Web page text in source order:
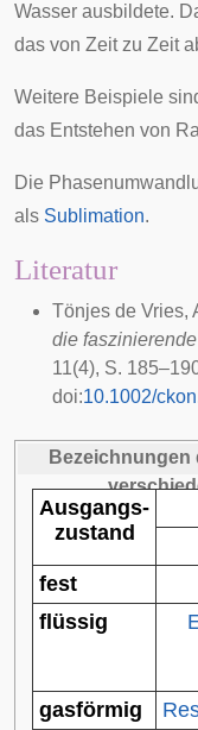
Wasser ausbildete.
das von Zeit zu Zeit
Weitere Beispiele
das Entstehen von
Die
als Sublimation.
Literatur
Tönjes de Vries,
die
11(4), S.
doi:10.1002/
Bezeichnungen
Ausgangs-
zustand
fest
flüssig
gasförmig